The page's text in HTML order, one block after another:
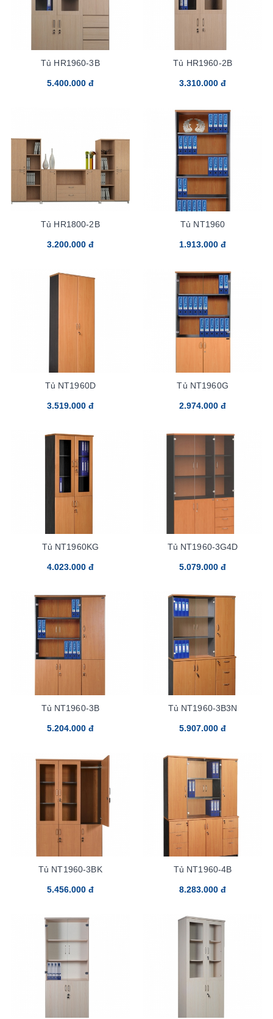
Tủ HR1960-3B
5.400.000 đ
Tủ HR1960-2B
3.310.000 đ
Tủ HR1800-2B
3.200.000 đ
Tủ NT1960
1.913.000 đ
Tủ NT1960D
3.519.000 đ
Tủ NT1960G
2.974.000 đ
Tủ NT1960KG
4.023.000 đ
Tủ NT1960-3G4D
5.079.000 đ
Tủ NT1960-3B
5.204.000 đ
Tủ NT1960-3B3N
5.907.000 đ
Tủ NT1960-3BK
5.456.000 đ
Tủ NT1960-4B
8.283.000 đ